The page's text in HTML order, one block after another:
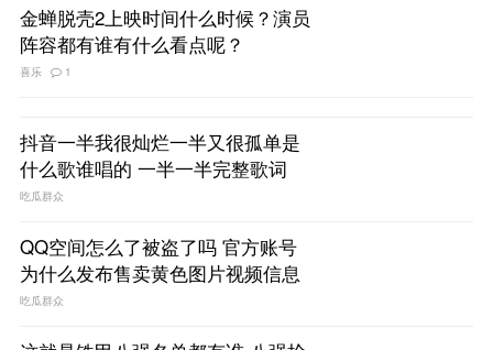
金蝉脱壳2上映时间什么时候？演员
阵容都有谁有什么看点呢？
抖音一半我很灿烂一半又很孤单是
什么歌谁唱的 一半一半完整歌词
QQ空间怎么了被盗了吗 官方账号
为什么发布售卖黄色图片视频信息